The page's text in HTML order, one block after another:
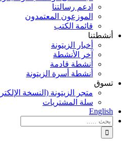
ادعم رسالتنا
الموزعون المعتمدون
قائمة الكتب
أنشطتنا
أخبار الزيتونة
آخر الأنشطة
أنشطة قادمة
أنشطة أسرة الزيتونة
تسوق
متجر الزيتونة (النسخة
سلة المشتريات
English
نتائج
البحث
بالنسبة